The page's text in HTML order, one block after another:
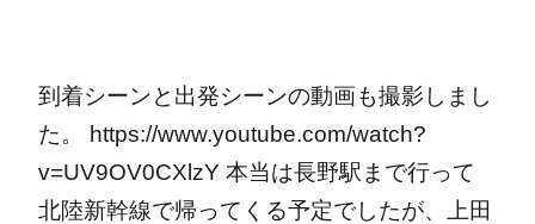
到着シーンと出発シーンの動画も撮影しまし
た。
https://www.youtube.com/watch?
v=UV9OV0CXlzY 本当は長野駅まで行って
北陸新幹線で帰ってくる予定でしたが、上田